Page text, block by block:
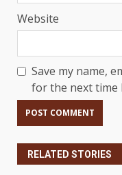
Website
Save my name,
for the next time
RELATED STORIES